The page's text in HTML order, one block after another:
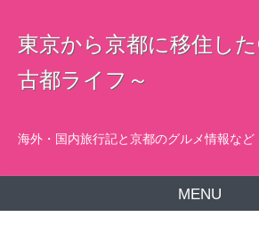
東京から京都に移住し
古都ライフ～
海外・国内旅行記と京都のグルメ情報など
MENU